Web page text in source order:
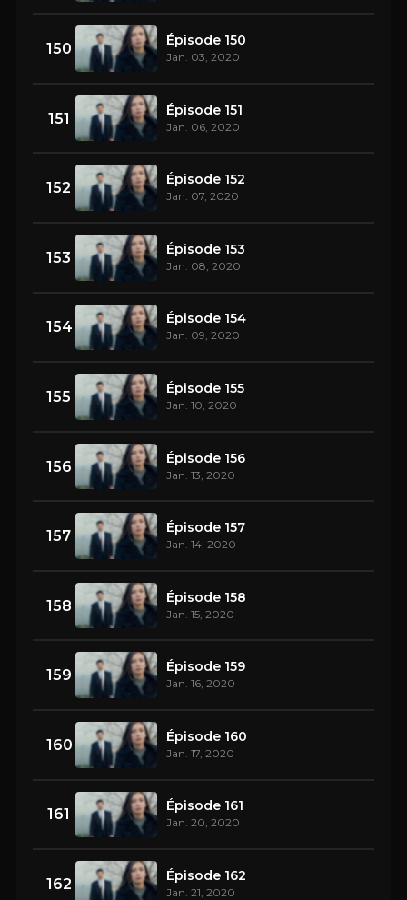
150 Épisode 150
Jan. 03, 2020
151 Épisode 151
Jan. 06, 2020
152 Épisode 152
Jan. 07, 2020
153 Épisode 153
Jan. 08, 2020
154 Épisode 154
Jan. 09, 2020
155 Épisode 155
Jan. 10, 2020
156 Épisode 156
Jan. 13, 2020
157 Épisode 157
Jan. 14, 2020
158 Épisode 158
Jan. 15, 2020
159 Épisode 159
Jan. 16, 2020
160 Épisode 160
Jan. 17, 2020
161 Épisode 161
Jan. 20, 2020
162 Épisode 162
Jan. 21, 2020